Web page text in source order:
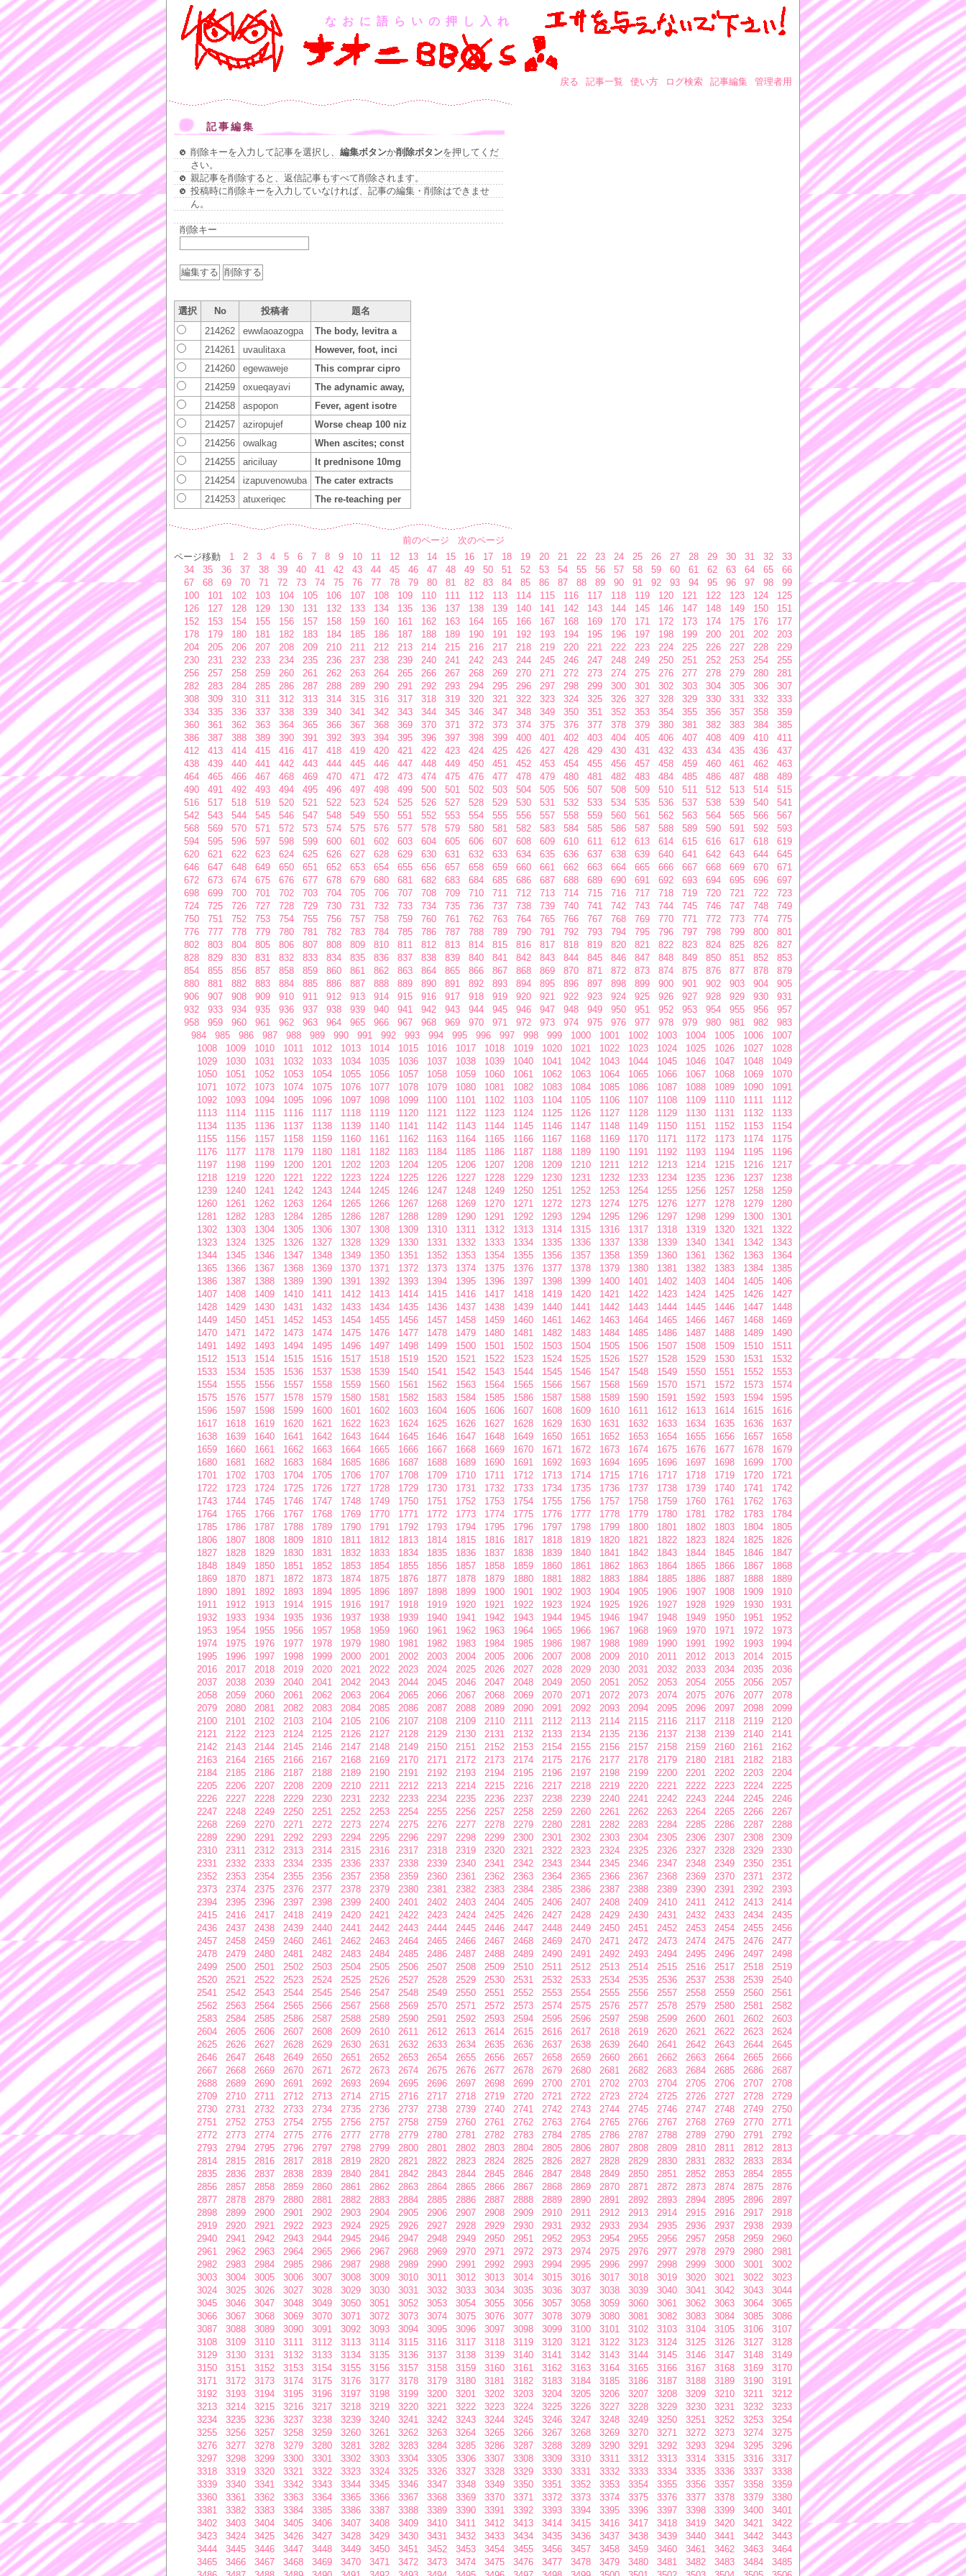
なおに語らいの押し入れ
戻る 記事一覧 使い方 ログ検索 記事編集 管理者用
記事編集
削除キーを入力して記事を選択し、 編集ボタンか削除ボタンを押してくだ
さい。
親記事を削除すると、返信記事もすべて削除されます。
投稿時に削除キーを入力していなければ、記事の編集・削除はできませ
ん。
削除キー
選択 No 投稿者
題名
214262
ewwlaoazogpa
The body, levitra a
214261
uvaulitaxa
However, foot, inci
214260
egewaweje
This comprar cipro
214259
oxueqayavi
The adynamic away,
214258
aspopon
Fever, agent isotre
214257
aziropujef
Worse cheap 100 niz
214256
owalkag
When ascites; const
214255
ariciluay
It prednisone 10mg
214254
izapuvenowuba
The cater extracts
214253
atuxeriqec The re-teaching per
前のページ
次のページ
ページ移動
1 2 3 4 5 6 7 8 9 10 11 12 13 14 15 16 17 18 19 20 21 22 23 24 25 26 27 28 29 30 31 32
33
34
35 36 37 38 39 40 41 42 43 44 45 46 47 48 49 50 51 52 53 54 55 56 57 58 59 60 61 62 63 64 65
66
67
68 69 70 71 72 73 74 75 76 77 78 79 80 81 82 83 84 85 86 87 88 89 90 91 92 93 94 95 96 97 98
99
100
101 102 103 104 105 106 107 108 109 110 111 112 113 114 115 116 117 118 119 120 121 122 123 124
125
126
127 128 129 130 131 132 133 134 135 136 137 138 139 140 141 142 143 144 145 146 147 148 149 150
151
152
153 154 155 156 157 158 159 160 161 162 163 164 165 166 167 168 169 170 171 172 173 174 175 176
177
178
179 180 181 182 183 184 185 186 187 188 189 190 191 192 193 194 195 196 197 198 199 200 201 202
203
204
205 206 207 208 209 210 211 212 213 214 215 216 217 218 219 220 221 222 223 224 225 226 227 228
229
230
231 232 233 234 235 236 237 238 239 240 241 242 243 244 245 246 247 248 249 250 251 252 253 254
255
256
257 258 259 260 261 262 263 264 265 266 267 268 269 270 271 272 273 274 275 276 277 278 279 280
281
282
283 284 285 286 287 288 289 290 291 292 293 294 295 296 297 298 299 300 301 302 303 304 305 306
307
308
309 310 311 312 313 314 315 316 317 318 319 320 321 322 323 324 325 326 327 328 329 330 331 332
333
334
335 336 337 338 339 340 341 342 343 344 345 346 347 348 349 350 351 352 353 354 355 356 357 358
359
360
361 362 363 364 365 366 367 368 369 370 371 372 373 374 375 376 377 378 379 380 381 382 383 384
385
386
387 388 389 390 391 392 393 394 395 396 397 398 399 400 401 402 403 404 405 406 407 408 409 410
411
412
413 414 415 416 417 418 419 420 421 422 423 424 425 426 427 428 429 430 431 432 433 434 435 436
437
438
439 440 441 442 443 444 445 446 447 448 449 450 451 452 453 454 455 456 457 458 459 460 461 462
463
464
465 466 467 468 469 470 471 472 473 474 475 476 477 478 479 480 481 482 483 484 485 486 487 488
489
490
491 492 493 494 495 496 497 498 499 500 501 502 503 504 505 506 507 508 509 510 511 512 513 514
515
516
517 518 519 520 521 522 523 524 525 526 527 528 529 530 531 532 533 534 535 536 537 538 539 540
541
542
543 544 545 546 547 548 549 550 551 552 553 554 555 556 557 558 559 560 561 562 563 564 565 566
567
568
569 570 571 572 573 574 575 576 577 578 579 580 581 582 583 584 585 586 587 588 589 590 591 592
593
594
595 596 597 598 599 600 601 602 603 604 605 606 607 608 609 610 611 612 613 614 615 616 617 618
619
620
621 622 623 624 625 626 627 628 629 630 631 632 633 634 635 636 637 638 639 640 641 642 643 644
645
646
647 648 649 650 651 652 653 654 655 656 657 658 659 660 661 662 663 664 665 666 667 668 669 670
671
672
673 674 675 676 677 678 679 680 681 682 683 684 685 686 687 688 689 690 691 692 693 694 695 696
697
698
699 700 701 702 703 704 705 706 707 708 709 710 711 712 713 714 715 716 717 718 719 720 721 722
723
724
725 726 727 728 729 730 731 732 733 734 735 736 737 738 739 740 741 742 743 744 745 746 747 748
749
750
751 752 753 754 755 756 757 758 759 760 761 762 763 764 765 766 767 768 769 770 771 772 773 774
775
776
777 778 779 780 781 782 783 784 785 786 787 788 789 790 791 792 793 794 795 796 797 798 799 800
801
802
803 804 805 806 807 808 809 810 811 812 813 814 815 816 817 818 819 820 821 822 823 824 825 826
827
828
829 830 831 832 833 834 835 836 837 838 839 840 841 842 843 844 845 846 847 848 849 850 851 852
853
854
855 856 857 858 859 860 861 862 863 864 865 866 867 868 869 870 871 872 873 874 875 876 877 878
879
880
881 882 883 884 885 886 887 888 889 890 891 892 893 894 895 896 897 898 899 900 901 902 903 904
905
906
907 908 909 910 911 912 913 914 915 916 917 918 919 920 921 922 923 924 925 926 927 928 929 930
931
932
933 934 935 936 937 938 939 940 941 942 943 944 945 946 947 948 949 950 951 952 953 954 955 956
957
958
959 960 961 962 963 964 965 966 967 968 969 970 971 972 973 974 975 976 977 978 979 980 981 982
983
984
985 986 987 988 989 990 991 992 993 994 995 996 997 998 999 1000 1001 1002 1003 1004 1005 1006
1007
1008
1009 1010 1011 1012 1013 1014 1015 1016 1017 1018 1019 1020 1021 1022 1023 1024 1025 1026 1027
1028
1029
1030 1031 1032 1033 1034 1035 1036 1037 1038 1039 1040 1041 1042 1043 1044 1045 1046 1047 1048
1049
1050
1051 1052 1053 1054 1055 1056 1057 1058 1059 1060 1061 1062 1063 1064 1065 1066 1067 1068 1069
1070
1071
1072 1073 1074 1075 1076 1077 1078 1079 1080 1081 1082 1083 1084 1085 1086 1087 1088 1089 1090
1091
1092
1093 1094 1095 1096 1097 1098 1099 1100 1101 1102 1103 1104 1105 1106 1107 1108 1109 1110 1111
1112
1113
1114 1115 1116 1117 1118 1119 1120 1121 1122 1123 1124 1125 1126 1127 1128 1129 1130 1131 1132
1133
1134
1135 1136 1137 1138 1139 1140 1141 1142 1143 1144 1145 1146 1147 1148 1149 1150 1151 1152 1153
1154
1155
1156 1157 1158 1159 1160 1161 1162 1163 1164 1165 1166 1167 1168 1169 1170 1171 1172 1173 1174
1175
1176
1177 1178 1179 1180 1181 1182 1183 1184 1185 1186 1187 1188 1189 1190 1191 1192 1193 1194 1195
1196
1197
1198 1199 1200 1201 1202 1203 1204 1205 1206 1207 1208 1209 1210 1211 1212 1213 1214 1215 1216
1217
1218
1219 1220 1221 1222 1223 1224 1225 1226 1227 1228 1229 1230 1231 1232 1233 1234 1235 1236 1237
1238
1239
1240 1241 1242 1243 1244 1245 1246 1247 1248 1249 1250 1251 1252 1253 1254 1255 1256 1257 1258
1259
1260
1261 1262 1263 1264 1265 1266 1267 1268 1269 1270 1271 1272 1273 1274 1275 1276 1277 1278 1279
1280
1281
1282 1283 1284 1285 1286 1287 1288 1289 1290 1291 1292 1293 1294 1295 1296 1297 1298 1299 1300
1301
1302
1303 1304 1305 1306 1307 1308 1309 1310 1311 1312 1313 1314 1315 1316 1317 1318 1319 1320 1321
1322
1323
1324 1325 1326 1327 1328 1329 1330 1331 1332 1333 1334 1335 1336 1337 1338 1339 1340 1341 1342
1343
1344
1345 1346 1347 1348 1349 1350 1351 1352 1353 1354 1355 1356 1357 1358 1359 1360 1361 1362 1363
1364
1365
1366 1367 1368 1369 1370 1371 1372 1373 1374 1375 1376 1377 1378 1379 1380 1381 1382 1383 1384
1385
1386
1387 1388 1389 1390 1391 1392 1393 1394 1395 1396 1397 1398 1399 1400 1401 1402 1403 1404 1405
1406
1407
1408 1409 1410 1411 1412 1413 1414 1415 1416 1417 1418 1419 1420 1421 1422 1423 1424 1425 1426
1427
1428
1429 1430 1431 1432 1433 1434 1435 1436 1437 1438 1439 1440 1441 1442 1443 1444 1445 1446 1447
1448
1449
1450 1451 1452 1453 1454 1455 1456 1457 1458 1459 1460 1461 1462 1463 1464 1465 1466 1467 1468
1469
1470
1471 1472 1473 1474 1475 1476 1477 1478 1479 1480 1481 1482 1483 1484 1485 1486 1487 1488 1489
1490
1491
1492 1493 1494 1495 1496 1497 1498 1499 1500 1501 1502 1503 1504 1505 1506 1507 1508 1509 1510
1511
1512
1513 1514 1515 1516 1517 1518 1519 1520 1521 1522 1523 1524 1525 1526 1527 1528 1529 1530 1531
1532
1533
1534 1535 1536 1537 1538 1539 1540 1541 1542 1543 1544 1545 1546 1547 1548 1549 1550 1551 1552
1553
1554
1555 1556 1557 1558 1559 1560 1561 1562 1563 1564 1565 1566 1567 1568 1569 1570 1571 1572 1573
1574
1575
1576 1577 1578 1579 1580 1581 1582 1583 1584 1585 1586 1587 1588 1589 1590 1591 1592 1593 1594
1595
1596
1597 1598 1599 1600 1601 1602 1603 1604 1605 1606 1607 1608 1609 1610 1611 1612 1613 1614 1615
1616
1617
1618 1619 1620 1621 1622 1623 1624 1625 1626 1627 1628 1629 1630 1631 1632 1633 1634 1635 1636
1637
1638
1639 1640 1641 1642 1643 1644 1645 1646 1647 1648 1649 1650 1651 1652 1653 1654 1655 1656 1657
1658
1659
1660 1661 1662 1663 1664 1665 1666 1667 1668 1669 1670 1671 1672 1673 1674 1675 1676 1677 1678
1679
1680
1681 1682 1683 1684 1685 1686 1687 1688 1689 1690 1691 1692 1693 1694 1695 1696 1697 1698 1699
1700
1701
1702 1703 1704 1705 1706 1707 1708 1709 1710 1711 1712 1713 1714 1715 1716 1717 1718 1719 1720
1721
1722
1723 1724 1725 1726 1727 1728 1729 1730 1731 1732 1733 1734 1735 1736 1737 1738 1739 1740 1741
1742
1743
1744 1745 1746 1747 1748 1749 1750 1751 1752 1753 1754 1755 1756 1757 1758 1759 1760 1761 1762
1763
1764
1765 1766 1767 1768 1769 1770 1771 1772 1773 1774 1775 1776 1777 1778 1779 1780 1781 1782 1783
1784
1785
1786 1787 1788 1789 1790 1791 1792 1793 1794 1795 1796 1797 1798 1799 1800 1801 1802 1803 1804
1805
1806
1807 1808 1809 1810 1811 1812 1813 1814 1815 1816 1817 1818 1819 1820 1821 1822 1823 1824 1825
1826
1827
1828 1829 1830 1831 1832 1833 1834 1835 1836 1837 1838 1839 1840 1841 1842 1843 1844 1845 1846
1847
1848
1849 1850 1851 1852 1853 1854 1855 1856 1857 1858 1859 1860 1861 1862 1863 1864 1865 1866 1867
1868
1869
1870 1871 1872 1873 1874 1875 1876 1877 1878 1879 1880 1881 1882 1883 1884 1885 1886 1887 1888
1889
1890
1891 1892 1893 1894 1895 1896 1897 1898 1899 1900 1901 1902 1903 1904 1905 1906 1907 1908 1909
1910
1911
1912 1913 1914 1915 1916 1917 1918 1919 1920 1921 1922 1923 1924 1925 1926 1927 1928 1929 1930
1931
1932
1933 1934 1935 1936 1937 1938 1939 1940 1941 1942 1943 1944 1945 1946 1947 1948 1949 1950 1951
1952
1953
1954 1955 1956 1957 1958 1959 1960 1961 1962 1963 1964 1965 1966 1967 1968 1969 1970 1971 1972
1973
1974
1975 1976 1977 1978 1979 1980 1981 1982 1983 1984 1985 1986 1987 1988 1989 1990 1991 1992 1993
1994
1995
1996 1997 1998 1999 2000 2001 2002 2003 2004 2005 2006 2007 2008 2009 2010 2011 2012 2013 2014
2015
2016
2017 2018 2019 2020 2021 2022 2023 2024 2025 2026 2027 2028 2029 2030 2031 2032 2033 2034 2035
2036
2037
2038 2039 2040 2041 2042 2043 2044 2045 2046 2047 2048 2049 2050 2051 2052 2053 2054 2055 2056
2057
2058
2059 2060 2061 2062 2063 2064 2065 2066 2067 2068 2069 2070 2071 2072 2073 2074 2075 2076 2077
2078
2079
2080 2081 2082 2083 2084 2085 2086 2087 2088 2089 2090 2091 2092 2093 2094 2095 2096 2097 2098
2099
2100
2101 2102 2103 2104 2105 2106 2107 2108 2109 2110 2111 2112 2113 2114 2115 2116 2117 2118 2119
2120
2121
2122 2123 2124 2125 2126 2127 2128 2129 2130 2131 2132 2133 2134 2135 2136 2137 2138 2139 2140
2141
2142
2143 2144 2145 2146 2147 2148 2149 2150 2151 2152 2153 2154 2155 2156 2157 2158 2159 2160 2161
2162
2163
2164 2165 2166 2167 2168 2169 2170 2171 2172 2173 2174 2175 2176 2177 2178 2179 2180 2181 2182
2183
2184
2185 2186 2187 2188 2189 2190 2191 2192 2193 2194 2195 2196 2197 2198 2199 2200 2201 2202 2203
2204
2205
2206 2207 2208 2209 2210 2211 2212 2213 2214 2215 2216 2217 2218 2219 2220 2221 2222 2223 2224
2225
2226
2227 2228 2229 2230 2231 2232 2233 2234 2235 2236 2237 2238 2239 2240 2241 2242 2243 2244 2245
2246
2247
2248 2249 2250 2251 2252 2253 2254 2255 2256 2257 2258 2259 2260 2261 2262 2263 2264 2265 2266
2267
2268
2269 2270 2271 2272 2273 2274 2275 2276 2277 2278 2279 2280 2281 2282 2283 2284 2285 2286 2287
2288
2289
2290 2291 2292 2293 2294 2295 2296 2297 2298 2299 2300 2301 2302 2303 2304 2305 2306 2307 2308
2309
2310
2311 2312 2313 2314 2315 2316 2317 2318 2319 2320 2321 2322 2323 2324 2325 2326 2327 2328 2329
2330
2331
2332 2333 2334 2335 2336 2337 2338 2339 2340 2341 2342 2343 2344 2345 2346 2347 2348 2349 2350
2351
2352
2353 2354 2355 2356 2357 2358 2359 2360 2361 2362 2363 2364 2365 2366 2367 2368 2369 2370 2371
2372
2373
2374 2375 2376 2377 2378 2379 2380 2381 2382 2383 2384 2385 2386 2387 2388 2389 2390 2391 2392
2393
2394
2395 2396 2397 2398 2399 2400 2401 2402 2403 2404 2405 2406 2407 2408 2409 2410 2411 2412 2413
2414
2415
2416 2417 2418 2419 2420 2421 2422 2423 2424 2425 2426 2427 2428 2429 2430 2431 2432 2433 2434
2435
2436
2437 2438 2439 2440 2441 2442 2443 2444 2445 2446 2447 2448 2449 2450 2451 2452 2453 2454 2455
2456
2457
2458 2459 2460 2461 2462 2463 2464 2465 2466 2467 2468 2469 2470 2471 2472 2473 2474 2475 2476
2477
2478
2479 2480 2481 2482 2483 2484 2485 2486 2487 2488 2489 2490 2491 2492 2493 2494 2495 2496 2497
2498
2499
2500 2501 2502 2503 2504 2505 2506 2507 2508 2509 2510 2511 2512 2513 2514 2515 2516 2517 2518
2519
2520
2521 2522 2523 2524 2525 2526 2527 2528 2529 2530 2531 2532 2533 2534 2535 2536 2537 2538 2539
2540
2541
2542 2543 2544 2545 2546 2547 2548 2549 2550 2551 2552 2553 2554 2555 2556 2557 2558 2559 2560
2561
2562
2563 2564 2565 2566 2567 2568 2569 2570 2571 2572 2573 2574 2575 2576 2577 2578 2579 2580 2581
2582
2583
2584 2585 2586 2587 2588 2589 2590 2591 2592 2593 2594 2595 2596 2597 2598 2599 2600 2601 2602
2603
2604
2605 2606 2607 2608 2609 2610 2611 2612 2613 2614 2615 2616 2617 2618 2619 2620 2621 2622 2623
2624
2625
2626 2627 2628 2629 2630 2631 2632 2633 2634 2635 2636 2637 2638 2639 2640 2641 2642 2643 2644
2645
2646
2647 2648 2649 2650 2651 2652 2653 2654 2655 2656 2657 2658 2659 2660 2661 2662 2663 2664 2665
2666
2667
2668 2669 2670 2671 2672 2673 2674 2675 2676 2677 2678 2679 2680 2681 2682 2683 2684 2685 2686
2687
2688
2689 2690 2691 2692 2693 2694 2695 2696 2697 2698 2699 2700 2701 2702 2703 2704 2705 2706 2707
2708
2709
2710 2711 2712 2713 2714 2715 2716 2717 2718 2719 2720 2721 2722 2723 2724 2725 2726 2727 2728
2729
2730
2731 2732 2733 2734 2735 2736 2737 2738 2739 2740 2741 2742 2743 2744 2745 2746 2747 2748 2749
2750
2751
2752 2753 2754 2755 2756 2757 2758 2759 2760 2761 2762 2763 2764 2765 2766 2767 2768 2769 2770
2771
2772
2773 2774 2775 2776 2777 2778 2779 2780 2781 2782 2783 2784 2785 2786 2787 2788 2789 2790 2791
2792
2793
2794 2795 2796 2797 2798 2799 2800 2801 2802 2803 2804 2805 2806 2807 2808 2809 2810 2811 2812
2813
2814
2815 2816 2817 2818 2819 2820 2821 2822 2823 2824 2825 2826 2827 2828 2829 2830 2831 2832 2833
2834
2835
2836 2837 2838 2839 2840 2841 2842 2843 2844 2845 2846 2847 2848 2849 2850 2851 2852 2853 2854
2855
2856
2857 2858 2859 2860 2861 2862 2863 2864 2865 2866 2867 2868 2869 2870 2871 2872 2873 2874 2875
2876
2877
2878 2879 2880 2881 2882 2883 2884 2885 2886 2887 2888 2889 2890 2891 2892 2893 2894 2895 2896
2897
2898
2899 2900 2901 2902 2903 2904 2905 2906 2907 2908 2909 2910 2911 2912 2913 2914 2915 2916 2917
2918
2919
2920 2921 2922 2923 2924 2925 2926 2927 2928 2929 2930 2931 2932 2933 2934 2935 2936 2937 2938
2939
2940
2941 2942 2943 2944 2945 2946 2947 2948 2949 2950 2951 2952 2953 2954 2955 2956 2957 2958 2959
2960
2961
2962 2963 2964 2965 2966 2967 2968 2969 2970 2971 2972 2973 2974 2975 2976 2977 2978 2979 2980
2981
2982
2983 2984 2985 2986 2987 2988 2989 2990 2991 2992 2993 2994 2995 2996 2997 2998 2999 3000 3001
3002
3003
3004 3005 3006 3007 3008 3009 3010 3011 3012 3013 3014 3015 3016 3017 3018 3019 3020 3021 3022
3023
3024
3025 3026 3027 3028 3029 3030 3031 3032 3033 3034 3035 3036 3037 3038 3039 3040 3041 3042 3043
3044
3045
3046 3047 3048 3049 3050 3051 3052 3053 3054 3055 3056 3057 3058 3059 3060 3061 3062 3063 3064
3065
3066
3067 3068 3069 3070 3071 3072 3073 3074 3075 3076 3077 3078 3079 3080 3081 3082 3083 3084 3085
3086
3087
3088 3089 3090 3091 3092 3093 3094 3095 3096 3097 3098 3099 3100 3101 3102 3103 3104 3105 3106
3107
3108
3109 3110 3111 3112 3113 3114 3115 3116 3117 3118 3119 3120 3121 3122 3123 3124 3125 3126 3127
3128
3129
3130 3131 3132 3133 3134 3135 3136 3137 3138 3139 3140 3141 3142 3143 3144 3145 3146 3147 3148
3149
3150
3151 3152 3153 3154 3155 3156 3157 3158 3159 3160 3161 3162 3163 3164 3165 3166 3167 3168 3169
3170
3171
3172 3173 3174 3175 3176 3177 3178 3179 3180 3181 3182 3183 3184 3185 3186 3187 3188 3189 3190
3191
3192
3193 3194 3195 3196 3197 3198 3199 3200 3201 3202 3203 3204 3205 3206 3207 3208 3209 3210 3211
3212
3213
3214 3215 3216 3217 3218 3219 3220 3221 3222 3223 3224 3225 3226 3227 3228 3229 3230 3231 3232
3233
3234
3235 3236 3237 3238 3239 3240 3241 3242 3243 3244 3245 3246 3247 3248 3249 3250 3251 3252 3253
3254
3255
3256 3257 3258 3259 3260 3261 3262 3263 3264 3265 3266 3267 3268 3269 3270 3271 3272 3273 3274
3275
3276
3277 3278 3279 3280 3281 3282 3283 3284 3285 3286 3287 3288 3289 3290 3291 3292 3293 3294 3295
3296
3297
3298 3299 3300 3301 3302 3303 3304 3305 3306 3307 3308 3309 3310 3311 3312 3313 3314 3315 3316
3317
3318
3319 3320 3321 3322 3323 3324 3325 3326 3327 3328 3329 3330 3331 3332 3333 3334 3335 3336 3337
3338
3339
3340 3341 3342 3343 3344 3345 3346 3347 3348 3349 3350 3351 3352 3353 3354 3355 3356 3357 3358
3359
3360
3361 3362 3363 3364 3365 3366 3367 3368 3369 3370 3371 3372 3373 3374 3375 3376 3377 3378 3379
3380
3381
3382 3383 3384 3385 3386 3387 3388 3389 3390 3391 3392 3393 3394 3395 3396 3397 3398 3399 3400
3401
3402
3403 3404 3405 3406 3407 3408 3409 3410 3411 3412 3413 3414 3415 3416 3417 3418 3419 3420 3421
3422
3423
3424 3425 3426 3427 3428 3429 3430 3431 3432 3433 3434 3435 3436 3437 3438 3439 3440 3441 3442
3443
3444
3445 3446 3447 3448 3449 3450 3451 3452 3453 3454 3455 3456 3457 3458 3459 3460 3461 3462 3463
3464
3465
3466 3467 3468 3469 3470 3471 3472 3473 3474 3475 3476 3477 3478 3479 3480 3481 3482 3483 3484
3485